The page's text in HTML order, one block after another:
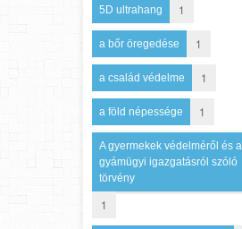
5D ultrahang 1
a bőr öregedése 1
a család védelme 1
a föld népessége 1
A gyermekek védelméről és a
gyámügyi igazgatásról szóló
törvény
1